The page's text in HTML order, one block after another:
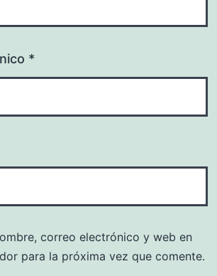
*
correo electrónico y web en
para la próxima vez que comente.